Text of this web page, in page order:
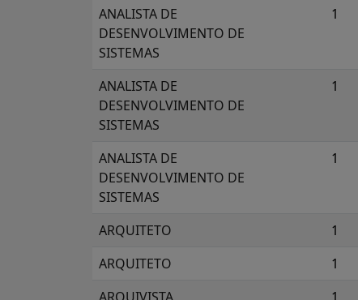
ANALISTA DE
DESENVOLVIMENTO DE
SISTEMAS
1
ANALISTA DE
DESENVOLVIMENTO DE
SISTEMAS
1
ANALISTA DE
DESENVOLVIMENTO DE
SISTEMAS
1
ARQUITETO 1
ARQUITETO
1